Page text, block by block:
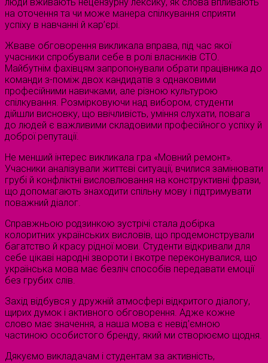
на оточення та чи може манера спілкування сприяти
успіху в навчанні й кар’єрі.
Жваве обговорення викликала вправа, під час якої
учасники спробували себе в ролі власників СТО.
Майбутнім фахівцям запропонували обрати працівника до
команди з-поміж двох кандидатів з однаковими
професійними навичками, але різною культурою
спілкування. Розмірковуючи над вибором, студенти
дійшли висновку, що ввічливість, уміння слухати, повага
до людей є важливими складовими професійного успіху й
доброї репутації.
Не менший інтерес викликала гра «Мовний ремонт».
Учасники аналізували життєві ситуації, вчилися замінювати
грубі й конфліктні висловлювання на конструктивні фрази,
що допомагають знаходити спільну мову і підтримувати
поважний діалог.
Справжньою родзинкою зустрічі стала добірка
колоритних українських висловів, що продемонстрували
багатство й красу рідної мови. Студенти відкривали для
себе цікаві народні звороти і вкотре переконувалися, що
українська мова має безліч способів передавати емоції
без грубих слів.
Захід відбувся у дружній атмосфері відкритого діалогу,
щирих думок і активного обговорення. Адже кожне
слово має значення, а наша мова є невід’ємною
частиною особистого бренду, який ми створюємо щодня.
Дякуємо викладачам і студентам за активність,